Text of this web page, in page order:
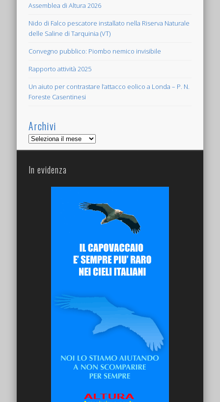
Assemblea di Altura 2026
Nido di Falco pescatore installato nella Riserva Naturale
delle Saline di Tarquinia (VT)
Convegno pubblico: Piombo nemico invisibile
Rapporto attività 2025
Un aiuto per contrastare l’attacco eolico a Londa – P. N.
Foreste Casentinesi
Archivi
Archivi
In evidenza